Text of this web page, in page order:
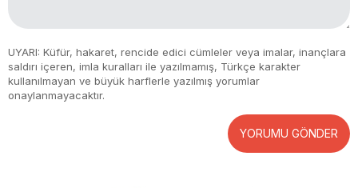
UYARI: Küfür, hakaret, rencide edici cümleler veya imalar, inançlara
saldırı içeren, imla kuralları ile yazılmamış, Türkçe karakter
kullanılmayan ve büyük harflerle yazılmış yorumlar
onaylanmayacaktır.
YORUMU GÖNDER